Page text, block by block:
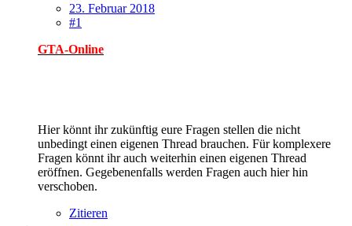
23. Februar 2018
#1
GTA-Online
Hier könnt ihr zukünftig eure Fragen stellen die nicht
unbedingt einen eigenen Thread brauchen. Für komplexere
Fragen könnt ihr auch weiterhin einen eigenen Thread
eröffnen. Gegebenenfalls werden Fragen auch hier hin
verschoben.
Zitieren